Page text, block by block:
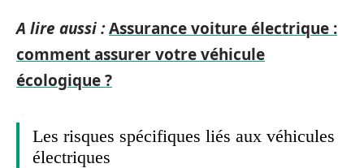
A lire aussi :Assurance voiture électrique :
comment assurer votre véhicule
écologique ?
Les risques spécifiques liés aux véhicules
électriques